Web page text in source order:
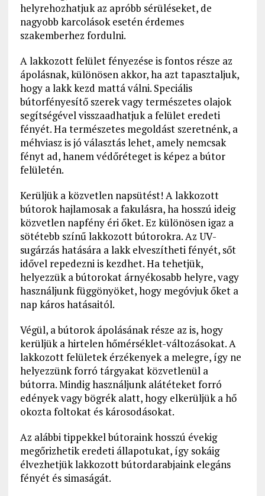
helyrehozhatjuk az apróbb sérüléseket, de
nagyobb karcolások esetén érdemes
szakemberhez fordulni.
A lakkozott felület fényezése is fontos része az
ápolásnak, különösen akkor, ha azt tapasztaljuk,
hogy a lakk kezd mattá válni. Speciális
bútorfényesítő szerek vagy természetes olajok
segítségével visszaadhatjuk a felület eredeti
fényét. Ha természetes megoldást szeretnénk, a
méhviasz is jó választás lehet, amely nemcsak
fényt ad, hanem védőréteget is képez a bútor
felületén.
Kerüljük a közvetlen napsütést! A lakkozott
bútorok hajlamosak a fakulásra, ha hosszú ideig
közvetlen napfény éri őket. Ez különösen igaz a
sötétebb színű lakkozott bútorokra. Az UV-
sugárzás hatására a lakk elveszítheti fényét, sőt
idővel repedezni is kezdhet. Ha tehetjük,
helyezzük a bútorokat árnyékosabb helyre, vagy
használjunk függönyöket, hogy megóvjuk őket a
nap káros hatásaitól.
Végül, a bútorok ápolásának része az is, hogy
kerüljük a hirtelen hőmérséklet-változásokat. A
lakkozott felületek érzékenyek a melegre, így ne
helyezzünk forró tárgyakat közvetlenül a
bútorra. Mindig használjunk alátéteket forró
edények vagy bögrék alatt, hogy elkerüljük a hő
okozta foltokat és károsodásokat.
Az alábbi tippekkel bútoraink hosszú évekig
megőrizhetik eredeti állapotukat, így sokáig
élvezhetjük lakkozott bútordarabjaink elegáns
fényét és simaságát.